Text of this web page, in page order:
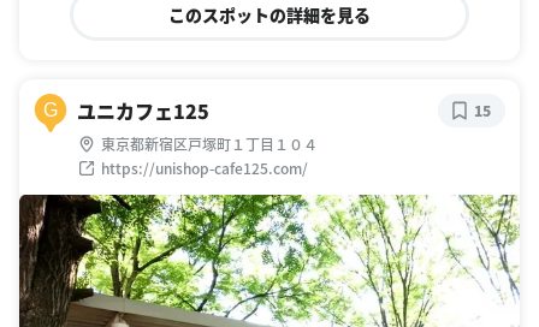
このスポットの詳細を見る
G ユニカフェ125
東京都新宿区戸塚町１丁目１０４
https://unishop-cafe125.com/
15